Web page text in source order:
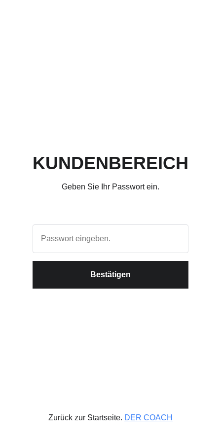
KUNDENBEREICH
Geben Sie Ihr Passwort ein.
Bestätigen
Zurück zur Startseite. DER COACH